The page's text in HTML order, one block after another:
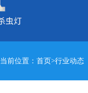
当前位置： 首页>行业动态